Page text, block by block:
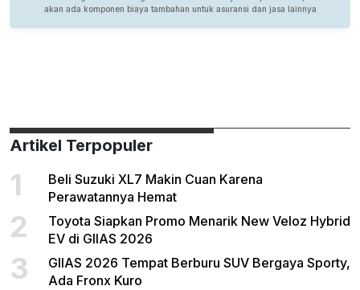
Artikel Terpopuler
1
Beli Suzuki XL7 Makin Cuan Karena
Perawatannya Hemat
2
Toyota Siapkan Promo Menarik New Veloz Hybrid
EV di GIIAS 2026
3
GIIAS 2026 Tempat Berburu SUV Bergaya Sporty,
Ada Fronx Kuro